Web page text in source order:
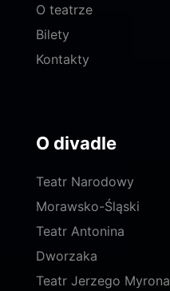
O teatrze
Bilety
Kontakty
O divadle
Teatr Narodowy
Morawsko-Śląski
Teatr Antonina
Dworzaka
Teatr Jerzego Myrona